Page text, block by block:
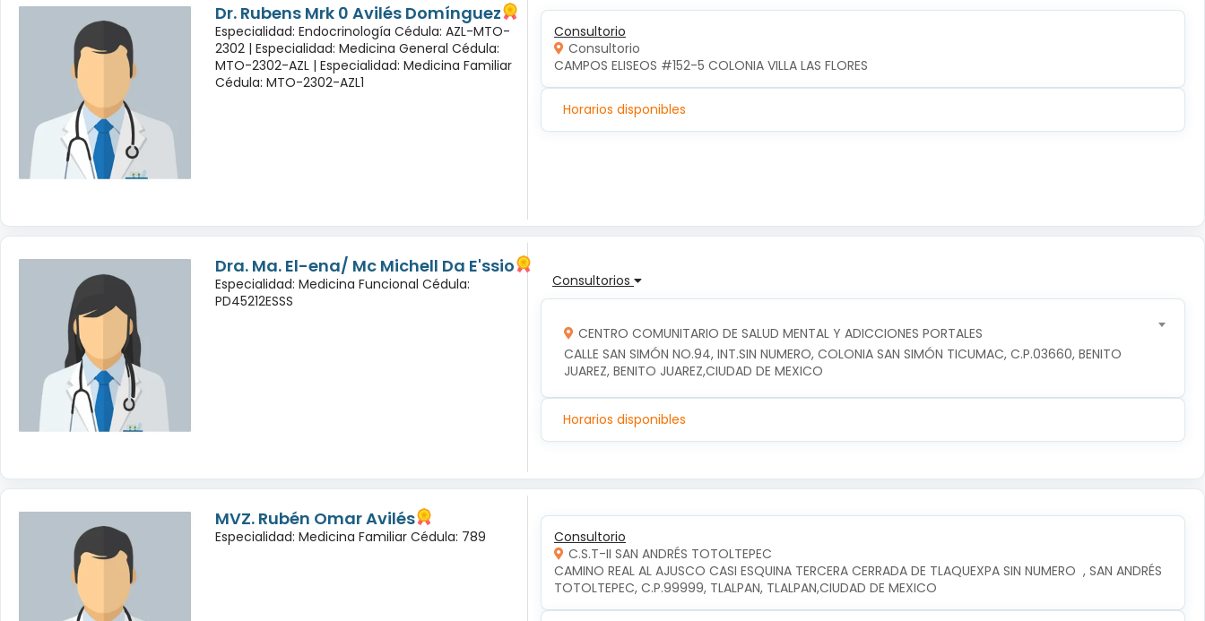
Dr. Rubens Mrk 0 Avilés Domínguez
Especialidad: Endocrinología Cédula: AZL-MTO-
2302 | Especialidad: Medicina General Cédula:
MTO-2302-AZL | Especialidad: Medicina Familiar
Cédula: MTO-2302-AZL1
Consultorio
Consultorio
CAMPOS ELISEOS #152-5 COLONIA VILLA LAS FLORES
Horarios disponibles
Dra. Ma. El-ena/ Mc Michell Da E'ssio
Especialidad: Medicina Funcional Cédula:
PD45212ESSS
Consultorios
CENTRO COMUNITARIO DE SALUD MENTAL Y ADICCIONES PORTALES
CALLE SAN SIMÓN NO.94, INT.SIN NUMERO, COLONIA SAN SIMÓN TICUMAC, C.P.03660, BENITO
JUAREZ, BENITO JUAREZ,CIUDAD DE MEXICO
Horarios disponibles
MVZ. Rubén Omar Avilés
Especialidad: Medicina Familiar Cédula: 789
Consultorio
C.S.T-II SAN ANDRÉS TOTOLTEPEC
CAMINO REAL AL AJUSCO CASI ESQUINA TERCERA CERRADA DE TLAQUEXPA SIN NUMERO  , SAN ANDRÉS
TOTOLTEPEC, C.P.99999, TLALPAN, TLALPAN,CIUDAD DE MEXICO